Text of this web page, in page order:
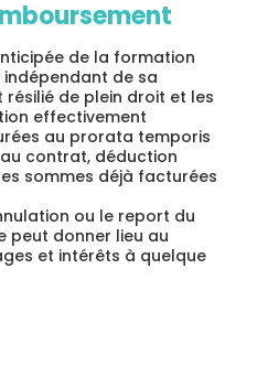
de la formation
indépendant de sa
de plein droit et les
effectivement
au prorata temporis
contrat, déduction
sommes déjà facturées
ou le report du
peut donner lieu au
et intérêts à quelque